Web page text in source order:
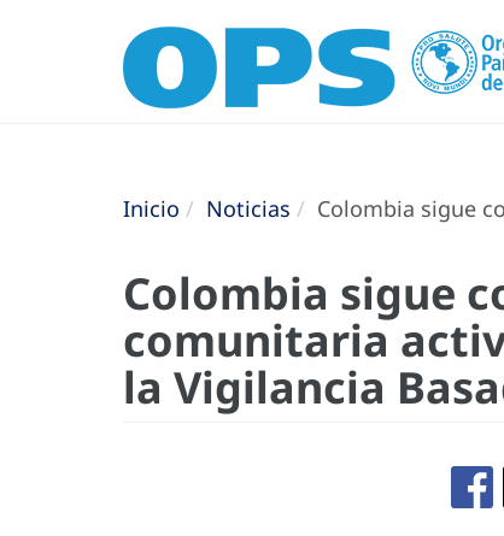
Inicio Noticias Colombia sigue
Colombia sigue
comunitaria
la Vigilancia